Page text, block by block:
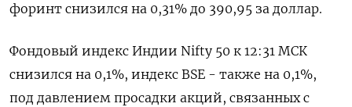
форинт снизился на 0,31% до 390,95 за доллар.
Фондовый индекс Индии Nifty 50 к 12:31 МСК
снизился на 0,1%, индекс BSE - также на 0,1%,
под давлением просадки акций, связанных с